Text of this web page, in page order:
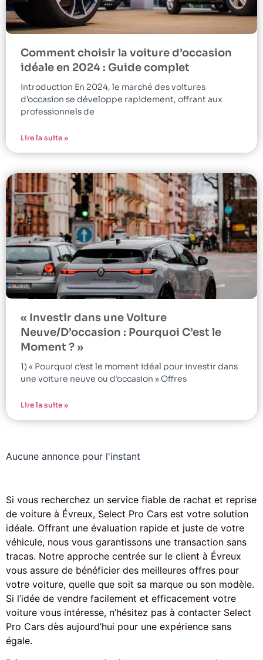
Comment choisir la voiture d’occasion
idéale en 2024 : Guide complet
Introduction En 2024, le marché des voitures
d’occasion se développe rapidement, offrant aux
professionnels de
Lire la suite »
« Investir dans une Voiture
Neuve/D’occasion : Pourquoi C’est le
Moment ? »
1) « Pourquoi c’est le moment idéal pour investir dans
une voiture neuve ou d’occasion » Offres
Lire la suite »
Aucune annonce pour l'instant
Si vous recherchez un service fiable de rachat et reprise
de voiture à Évreux, Select Pro Cars est votre solution
idéale. Offrant une évaluation rapide et juste de votre
véhicule, nous vous garantissons une transaction sans
tracas. Notre approche centrée sur le client à Évreux
vous assure de bénéficier des meilleures offres pour
votre voiture, quelle que soit sa marque ou son modèle.
Si l’idée de vendre facilement et efficacement votre
voiture vous intéresse, n’hésitez pas à contacter Select
Pro Cars dès aujourd’hui pour une expérience sans
égale.